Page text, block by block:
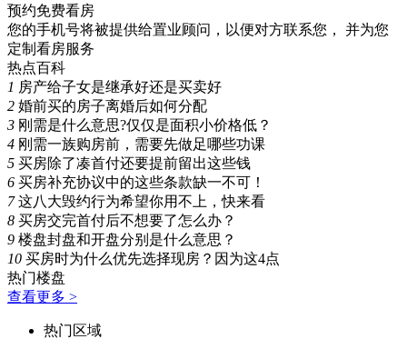
预约免费看房
您的手机号将被提供给置业顾问，以便对方联系您， 并为您
定制看房服务
热点百科
1 房产给子女是继承好还是买卖好
2 婚前买的房子离婚后如何分配
3 刚需是什么意思?仅仅是面积小价格低？
4 刚需一族购房前，需要先做足哪些功课
5 买房除了凑首付还要提前留出这些钱
6 买房补充协议中的这些条款缺一不可！
7 这八大毁约行为希望你用不上，快来看
8 买房交完首付后不想要了怎么办？
9 楼盘封盘和开盘分别是什么意思？
10 买房时为什么优先选择现房？因为这4点
热门楼盘
查看更多 >
热门区域